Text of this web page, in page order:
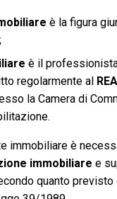
è la figura
è il
regolarmente al
la Camera di
immobiliare è
immobiliare e
quanto previsto